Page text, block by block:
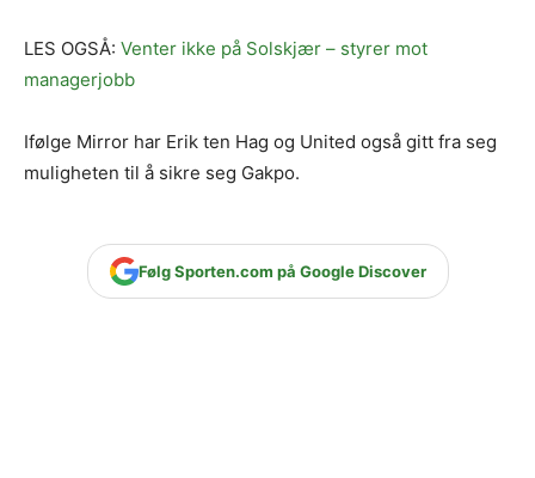
LES OGSÅ: Venter ikke på Solskjær – styrer mot
managerjobb
Ifølge Mirror har Erik ten Hag og United også gitt fra seg
muligheten til å sikre seg Gakpo.
Følg Sporten.com på Google Discover